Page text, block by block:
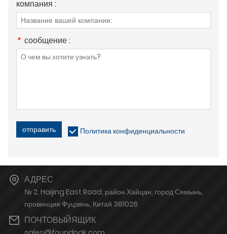
компания :
* сообщение :
отправить Политика конфиденциальности
АДРЕС
№ 2, Haijing East Road, район Хайцан, город Сямынь,
провинция Фуцзянь, Китай 361026
ПОЧТОВЫЙЯЩИК